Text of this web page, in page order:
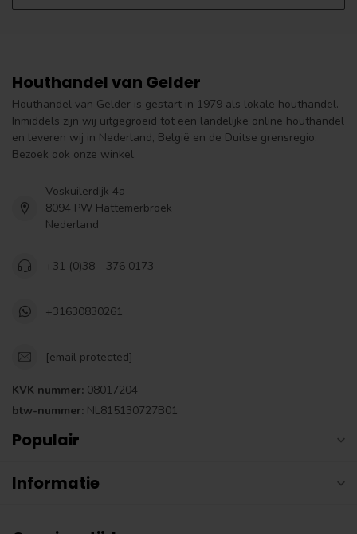
Houthandel van Gelder
Houthandel van Gelder is gestart in 1979 als lokale houthandel.
Inmiddels zijn wij uitgegroeid tot een landelijke online houthandel
en leveren wij in Nederland, België en de Duitse grensregio.
Bezoek ook onze winkel.
Voskuilerdijk 4a
8094 PW Hattemerbroek
Nederland
+31 (0)38 - 376 0173
+31630830261
[email protected]
KVK nummer: 08017204
btw-nummer: NL815130727B01
Populair
Informatie